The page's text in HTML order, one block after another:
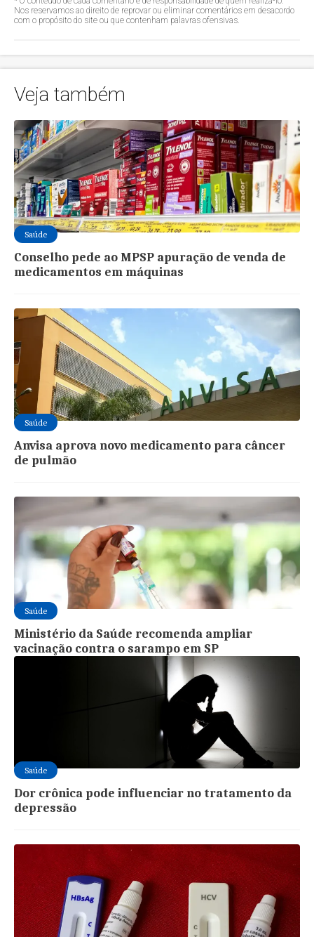
Nos reservamos ao direito de reprovar ou eliminar comentários em desacordo
com o propósito do site ou que contenham palavras ofensivas.
Veja também
Saúde
Conselho pede ao MPSP apuração de venda de
medicamentos em máquinas
Saúde
Anvisa aprova novo medicamento para câncer
de pulmão
Saúde
Ministério da Saúde recomenda ampliar
vacinação contra o sarampo em SP
Saúde
Dor crônica pode influenciar no tratamento da
depressão